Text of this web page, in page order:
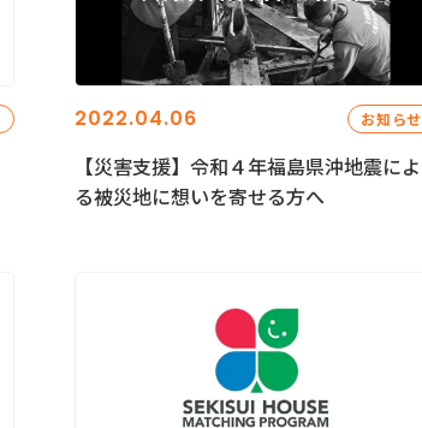
2022.04.06 お知らせ
【災害支援】令和４年福島県沖地震によ
る被災地に想いを寄せる方へ